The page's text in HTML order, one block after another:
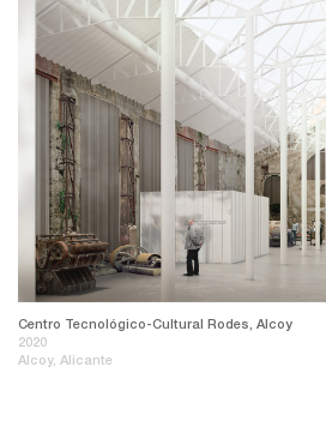
Centro Tecnológico-Cultural Rodes, Alcoy
2020
Alcoy, Alicante